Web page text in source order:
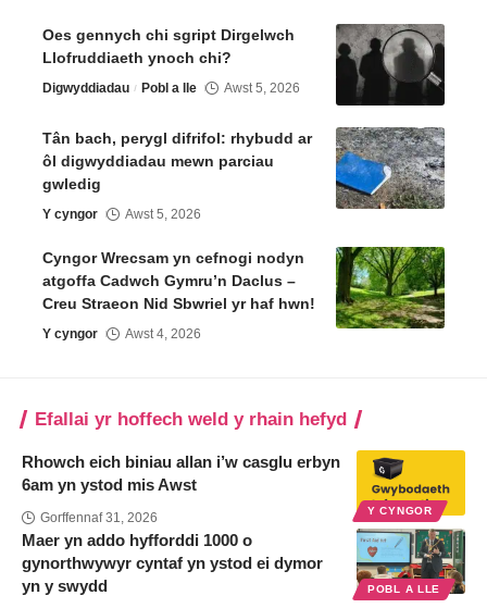
Oes gennych chi sgript Dirgelwch
Llofruddiaeth ynoch chi?
Digwyddiadau Pobl a lle Awst 5, 2026
Tân bach, perygl difrifol: rhybudd ar
ôl digwyddiadau mewn parciau
gwledig
Y cyngor Awst 5, 2026
Cyngor Wrecsam yn cefnogi nodyn
atgoffa Cadwch Gymru’n Daclus –
Creu Straeon Nid Sbwriel yr haf hwn!
Y cyngor Awst 4, 2026
Efallai yr hoffech weld y rhain hefyd
Y CYNGOR
Rhowch eich biniau allan i’w casglu erbyn
6am yn ystod mis Awst
Gorffennaf 31, 2026
POBL A LLE
Maer yn addo hyfforddi 1000 o
gynorthwywyr cyntaf yn ystod ei dymor
yn y swydd